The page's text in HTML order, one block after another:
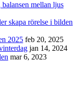
mellan ljus
skapa rörelse i bilden
2025 feb 20, 2025
jan 14, 2024
mar 6, 2023